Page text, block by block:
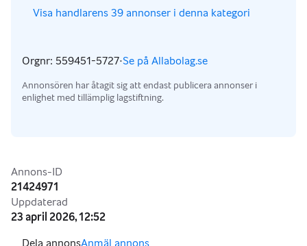
Visa handlarens 39 annonser i denna kategori
Orgnr: 559451-5727·Se på Allabolag.se
,
Annonsören har åtagit sig att endast publicera annonser i
enlighet med tillämplig lagstiftning.
Annonsinformation
Annons-ID
21424971
Uppdaterad
23 april 2026, 12:52
Anmäl annons